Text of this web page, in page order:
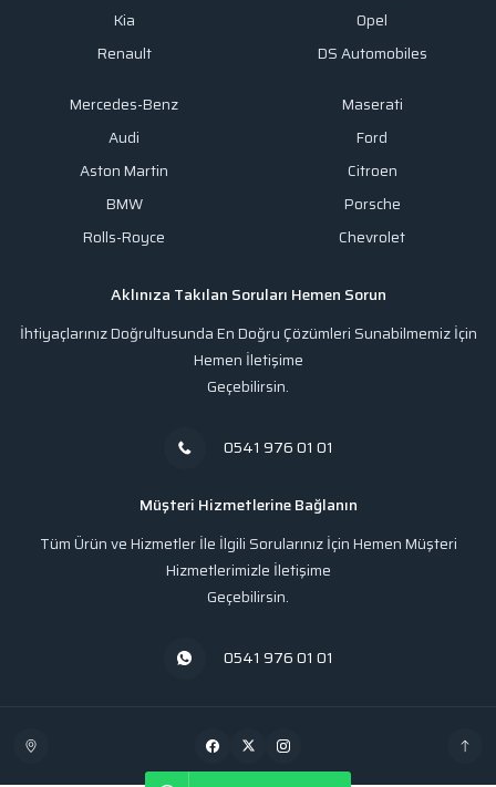
Kia
Renault
Opel
DS Automobiles
Mercedes-Benz
Audi
Aston Martin
BMW
Rolls-Royce
Maserati
Ford
Citroen
Porsche
Chevrolet
Aklınıza Takılan Soruları Hemen Sorun
İhtiyaçlarınız Doğrultusunda En Doğru Çözümleri Sunabilmemiz İçin
Hemen İletişime
Geçebilirsin.
0541 976 01 01
Müşteri Hizmetlerine Bağlanın
Tüm Ürün ve Hizmetler İle İlgili Sorularınız İçin Hemen Müşteri
Hizmetlerimizle İletişime
Geçebilirsin.
0541 976 01 01